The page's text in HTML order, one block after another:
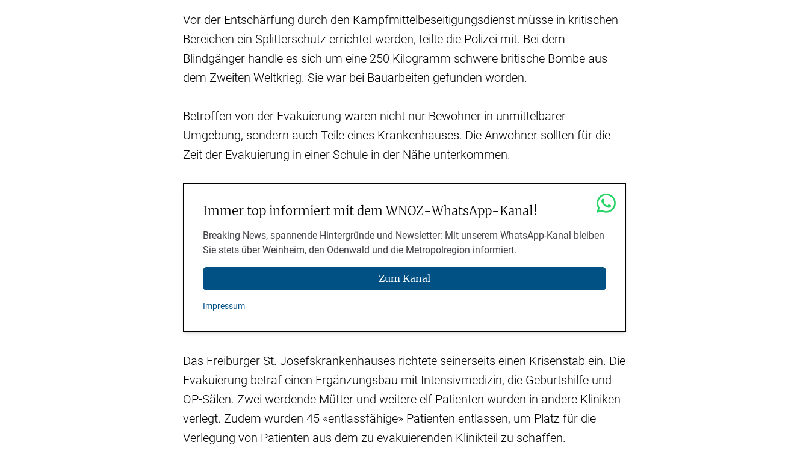
Vor der Entschärfung durch den Kampfmittelbeseitigungsdienst müsse in kritischen
Bereichen ein Splitterschutz errichtet werden, teilte die Polizei mit. Bei dem
Blindgänger handle es sich um eine 250 Kilogramm schwere britische Bombe aus
dem Zweiten Weltkrieg. Sie war bei Bauarbeiten gefunden worden.
Betroffen von der Evakuierung waren nicht nur Bewohner in unmittelbarer
Umgebung, sondern auch Teile eines Krankenhauses. Die Anwohner sollten für die
Zeit der Evakuierung in einer Schule in der Nähe unterkommen.
Immer top informiert mit dem WNOZ-WhatsApp-Kanal!
Breaking News, spannende Hintergründe und Newsletter: Mit unserem WhatsApp-Kanal bleiben
Sie stets über Weinheim, den Odenwald und die Metropolregion informiert.
Zum Kanal
Impressum
Das Freiburger St. Josefskrankenhauses richtete seinerseits einen Krisenstab ein. Die
Evakuierung betraf einen Ergänzungsbau mit Intensivmedizin, die Geburtshilfe und
OP-Sälen. Zwei werdende Mütter und weitere elf Patienten wurden in andere Kliniken
verlegt. Zudem wurden 45 «entlassfähige» Patienten entlassen, um Platz für die
Verlegung von Patienten aus dem zu evakuierenden Klinikteil zu schaffen.